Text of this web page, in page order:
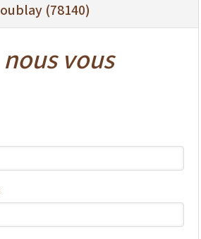
(78140)
vous